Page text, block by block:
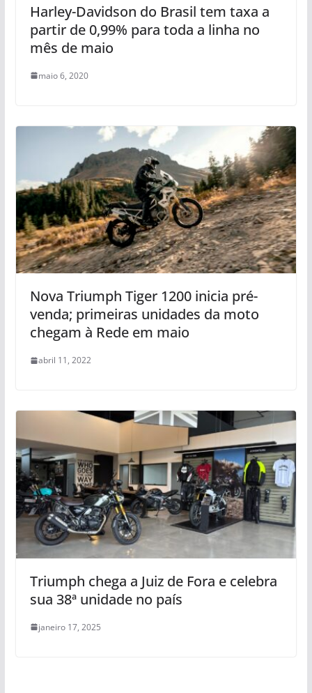
Harley-Davidson do Brasil tem taxa a
partir de 0,99% para toda a linha no
mês de maio
maio 6, 2020
Nova Triumph Tiger 1200 inicia pré-
venda; primeiras unidades da moto
chegam à Rede em maio
abril 11, 2022
Triumph chega a Juiz de Fora e celebra
sua 38ª unidade no país
janeiro 17, 2025